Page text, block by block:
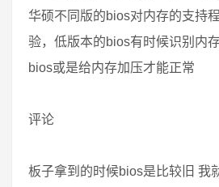
华硕不同版的bios对内存的支持
验，低版本的bios有时候识别内
bios或是给内存加压才能正常
评论
板子拿到的时候bios是比较旧 我